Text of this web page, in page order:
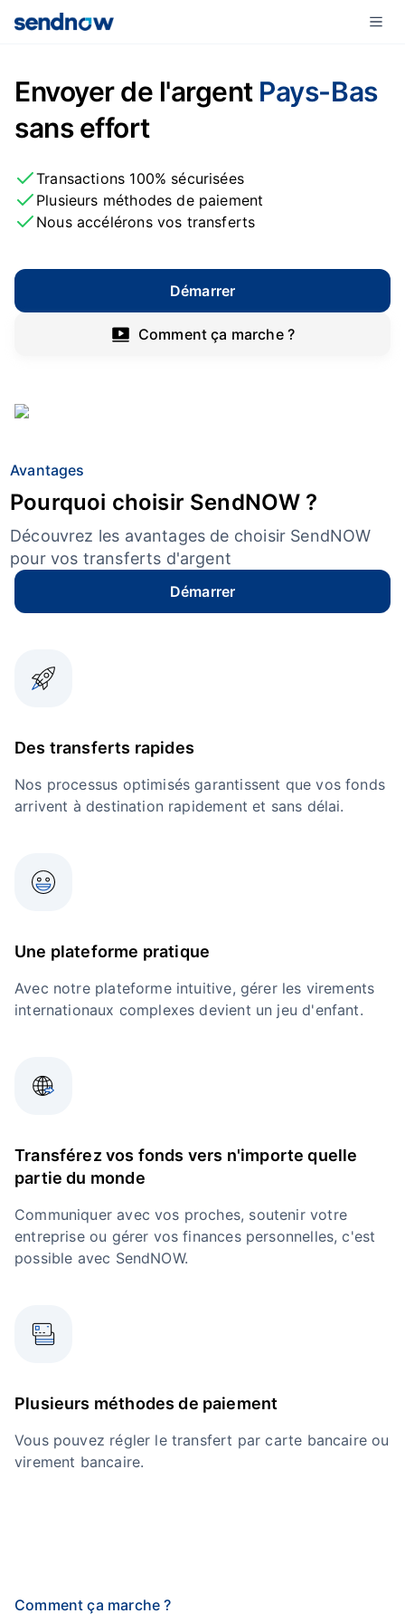
Envoyer de l'argent Pays-Bas
sans effort
Transactions 100% sécurisées
Plusieurs méthodes de paiement
Nous accélérons vos transferts
Démarrer
Comment ça marche ?
Avantages
Pourquoi choisir SendNOW ?
Découvrez les avantages de choisir SendNOW
pour vos transferts d'argent
Démarrer
Des transferts rapides
Nos processus optimisés garantissent que vos fonds
arrivent à destination rapidement et sans délai.
Une plateforme pratique
Avec notre plateforme intuitive, gérer les virements
internationaux complexes devient un jeu d'enfant.
Transférez vos fonds vers n'importe quelle
partie du monde
Communiquer avec vos proches, soutenir votre
entreprise ou gérer vos finances personnelles, c'est
possible avec SendNOW.
Plusieurs méthodes de paiement
Vous pouvez régler le transfert par carte bancaire ou
virement bancaire.
Comment ça marche ?